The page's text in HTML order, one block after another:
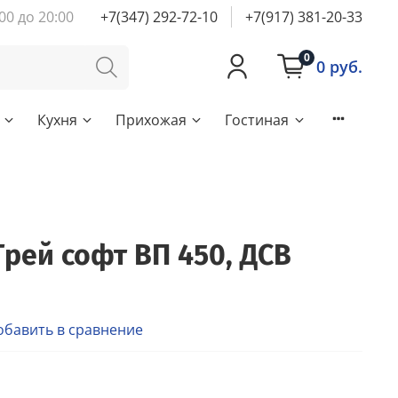
до 20:00 +7(347) 292-72-10 +7(917) 381-20-33
0 0 руб.
Кухня Прихожая Гостиная
софт ВП 450, ДСВ
в сравнение